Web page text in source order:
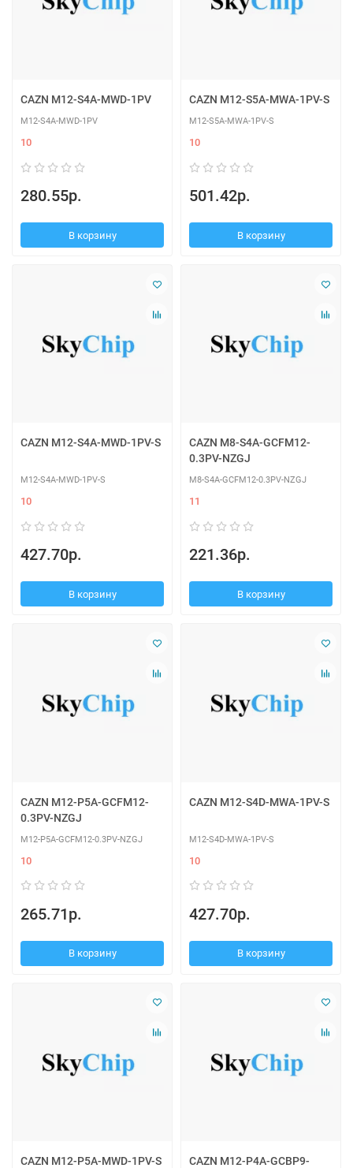
CAZN M12-S4A-MWD-1PV
M12-S4A-MWD-1PV
10
280.55р.
В корзину
CAZN M12-S5A-MWA-1PV-S
M12-S5A-MWA-1PV-S
10
501.42р.
В корзину
CAZN M12-S4A-MWD-1PV-S
M12-S4A-MWD-1PV-S
10
427.70р.
В корзину
CAZN M8-S4A-GCFM12-
0.3PV-NZGJ
M8-S4A-GCFM12-0.3PV-NZGJ
11
221.36р.
В корзину
CAZN M12-P5A-GCFM12-
0.3PV-NZGJ
M12-P5A-GCFM12-0.3PV-NZGJ
10
265.71р.
В корзину
CAZN M12-S4D-MWA-1PV-S
M12-S4D-MWA-1PV-S
10
427.70р.
В корзину
CAZN M12-P5A-MWD-1PV-S
CAZN M12-P4A-GCBP9-